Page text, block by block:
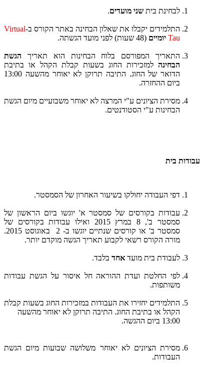
לבחינת בית שני מועדים.
התלמידים יקבלו את שאלון הבחינה באתר הקורס ב-Virtual
Tau יומיים (48 שעות) לפני מועד הגשתה.
התאריך המפורסם בלוח הבחינות הוא תאריך הגשת
הבחינה למזכירות החוג בשעות קבלת הקהל או בתיבת
הדואר של החוג. התיבה תרוקן לא יאוחר מהשעה 13:00
ביום ההחזרה.
מסירת הציונים ע"י המרצה לא יאוחר משבועיים מיום הגשת
הבחינות ע"י הסטודנטים.
עבודות בית
דפי העבודה יחולקו בשיעור האחרון של הסמסטר.
עבודות בקורסים של סמסטר א' יוגשו ביום הראשון של
סמסטר ב', 8 במרץ 2015 ואילו עבודות בקורסים של
סמסטר ב' או קורסים שנתיים יוגשו ב- 2 באוגוסט 2015.
מורה הקורס רשאי לקבוע תאריך הגשה מוקדם יותר.
לעבודת בית מועד אחד בלבד.
לפי החלטת ועדת ההוראה חל איסור על הגשת עבודות
משותפות.
התלמידים יחזירו את העבודות במזכירות החוג בשעות קבלת
הקהל או בתיבת החוג. התיבה תרוקן לא יאוחר מהשעה
13:00 ביום ההגשה.
מסירת הציונים לא יאוחר משלושה שבועות מיום הגשת
העבודות.